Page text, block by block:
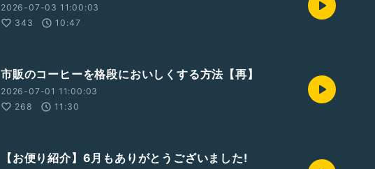
2026-07-03 11:00:03
343
10:47
市販のコーヒーを格段においしくする方法【再】
2026-07-01 11:00:03
268
11:30
【お便り紹介】6月もありがとうございました!